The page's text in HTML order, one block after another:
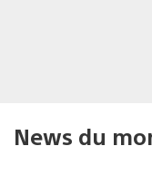
News du